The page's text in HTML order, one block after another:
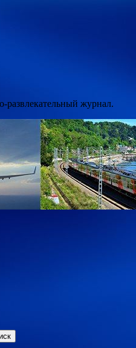
журнал.